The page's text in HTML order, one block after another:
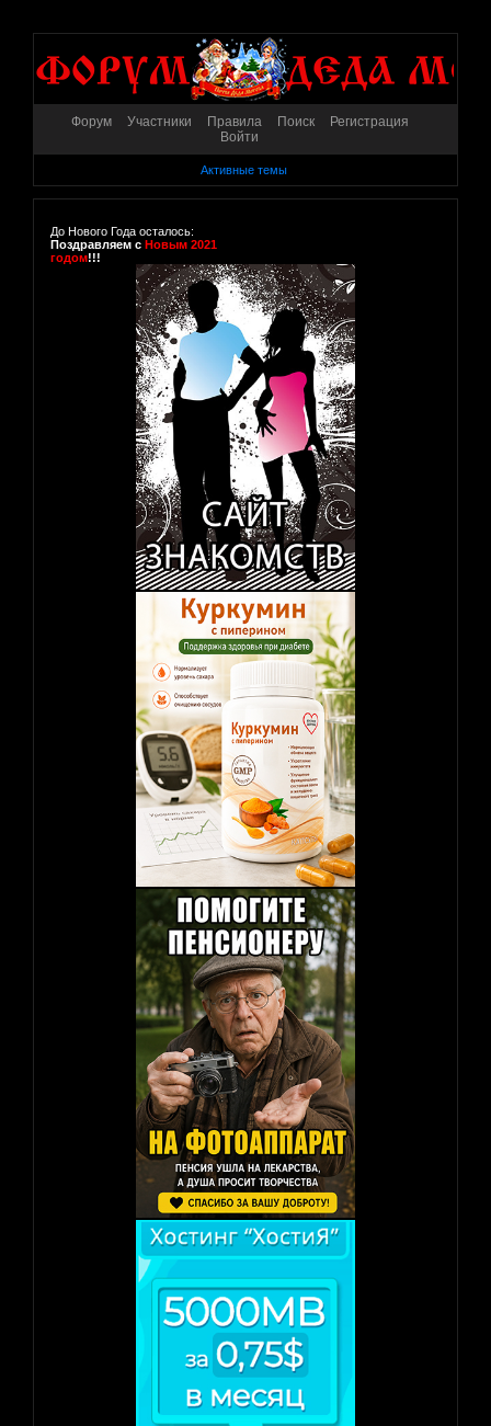
Форум Участники Правила Поиск
Регистрация
Войти
Активные темы
До Нового Года осталось:
Поздравляем с Новым 2021
годом!!!